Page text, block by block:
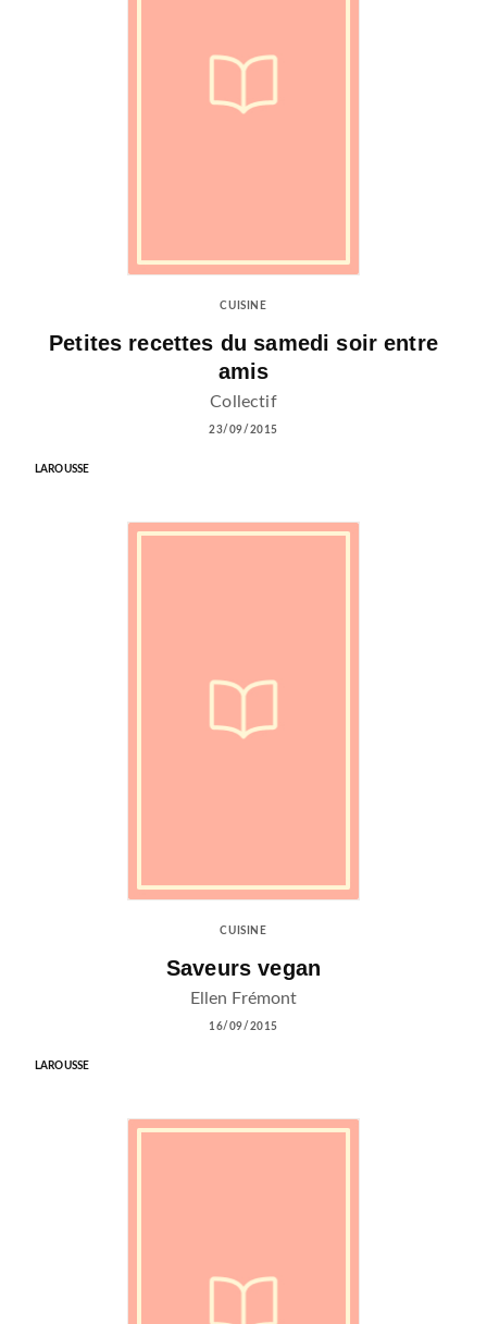
CUISINE
Petites recettes du samedi soir entre
amis
Collectif
23/09/2015
LAROUSSE
CUISINE
Saveurs vegan
Ellen Frémont
16/09/2015
LAROUSSE